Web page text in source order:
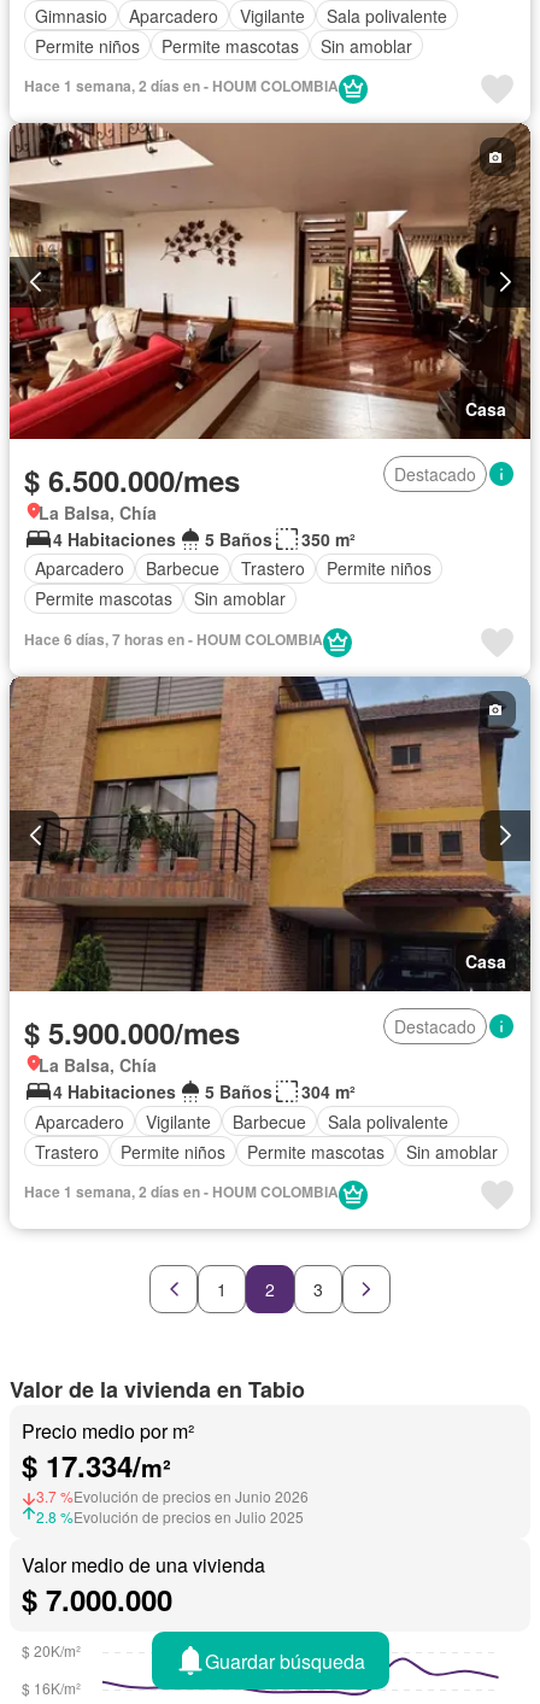
Gimnasio
Aparcadero Vigilante
Sala polivalente
Permite niños
Permite mascotas Sin amoblar
Hace 1 semana, 2 días en - HOUM COLOMBIA
Casa
$ 6.500.000/mes
Destacado
La Balsa, Chía
4 Habitaciones
5 Baños
350 m²
Aparcadero
Barbecue Trastero
Permite niños
Permite mascotas
Sin amoblar
Hace 6 días, 7 horas en - HOUM COLOMBIA
Casa
$ 5.900.000/mes
Destacado
La Balsa, Chía
4 Habitaciones
5 Baños
304 m²
Aparcadero
Vigilante Barbecue
Sala polivalente
Trastero
Permite niños Permite mascotas Sin amoblar
Hace 1 semana, 2 días en - HOUM COLOMBIA
1 2 3
Valor de la vivienda en Tabio
Precio medio por m²
$ 17.334/m²
3.7 %Evolución de precios en Junio 2026
2.8 %Evolución de precios en Julio 2025
Valor medio de una vivienda
$ 7.000.000
Guardar búsqueda